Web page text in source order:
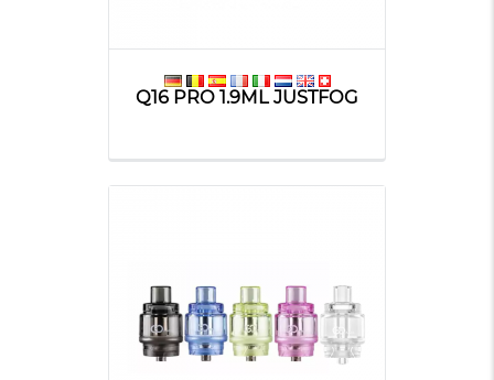
Q16 PRO 1.9ML JUSTFOG